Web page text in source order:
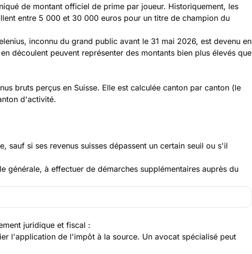
de montant officiel de prime par joueur. Historiquement, les
entre 5 000 et 30 000 euros pour un titre de champion du
inconnu du grand public avant le 31 mai 2026, est devenu en
découlent peuvent représenter des montants bien plus élevés que
bruts perçus en Suisse. Elle est calculée canton par canton (le
d'activité.
si ses revenus suisses dépassent un certain seuil ou s'il
à effectuer de démarches supplémentaires auprès du
juridique et fiscal :
l'application de l'impôt à la source. Un avocat spécialisé peut